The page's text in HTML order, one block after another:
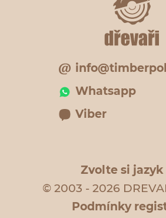
Whatsapp
Viber
Zvolte si jazyk
© 2003 - 2026
Podmínky